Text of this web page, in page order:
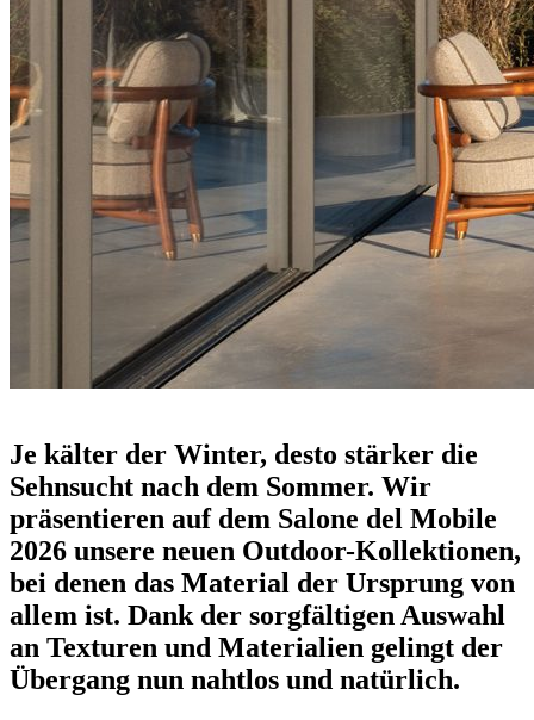
Je kälter der Winter, desto stärker die
Sehnsucht nach dem Sommer. Wir
präsentieren auf dem Salone del Mobile
2026 unsere neuen Outdoor-Kollektionen,
bei denen das Material der Ursprung von
allem ist. Dank der sorgfältigen Auswahl
an Texturen und Materialien gelingt der
Übergang nun nahtlos und natürlich.